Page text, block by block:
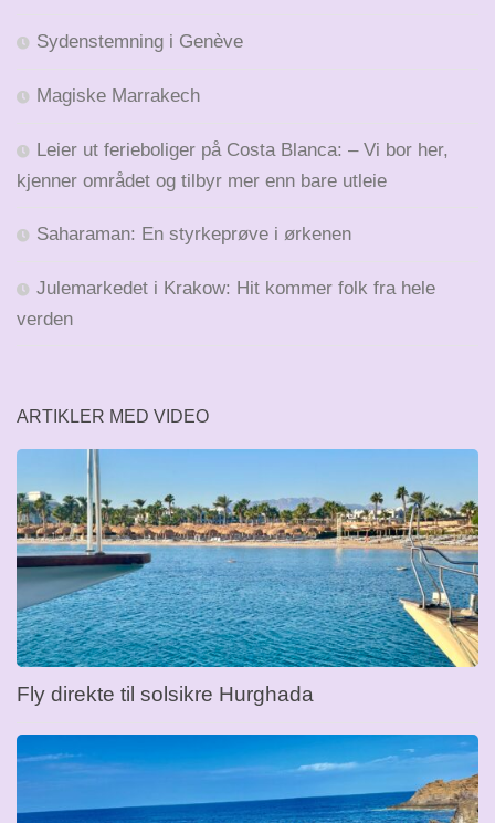
Sydenstemning i Genève
Magiske Marrakech
Leier ut ferieboliger på Costa Blanca: – Vi bor her,
kjenner området og tilbyr mer enn bare utleie
Saharaman: En styrkeprøve i ørkenen
Julemarkedet i Krakow: Hit kommer folk fra hele
verden
ARTIKLER MED VIDEO
Fly direkte til solsikre Hurghada